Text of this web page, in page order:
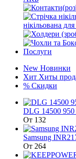
нікільована
Послуги
New Новинки
Хит Хиты
% Скидки
DLG 14500
От 132
Samsung
От 264